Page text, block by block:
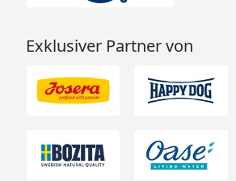
Exklusiver Partner von